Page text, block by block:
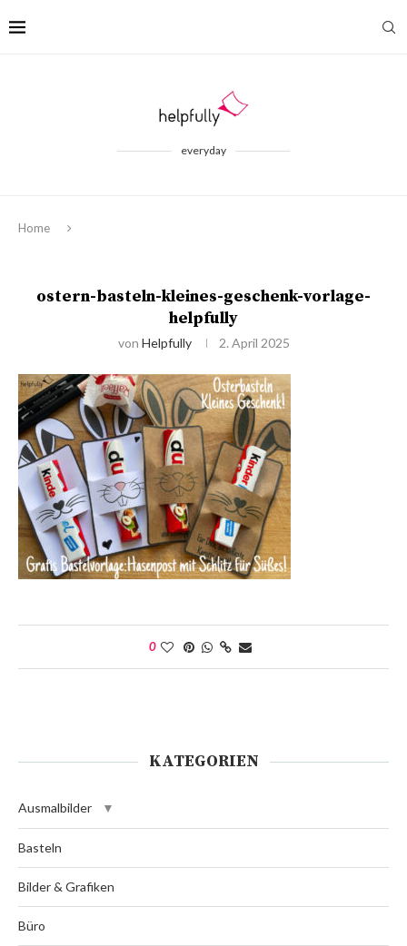
everyday
Home
ostern-basteln-kleines-geschenk-vorlage-
helpfully
von Helpfully 2. April 2025
0
KATEGORIEN
Ausmalbilder
Basteln
Bilder & Grafiken
Büro